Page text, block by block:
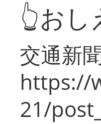
👆お
交通新
https://
21/